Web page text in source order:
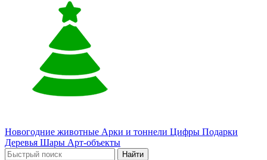
Новогодние животные Арки и тоннели Цифры Подарки
Деревья Шары Арт-объекты
Найти